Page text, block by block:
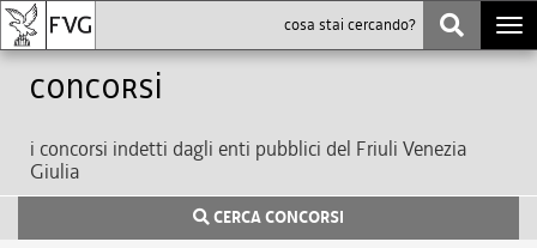
Concorsi
i concorsi indetti dagli enti pubblici del Friuli Venezia
Giulia
CERCA CONCORSI